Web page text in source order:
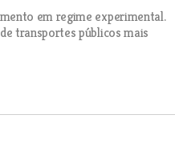
em regime experimental.
transportes públicos mais